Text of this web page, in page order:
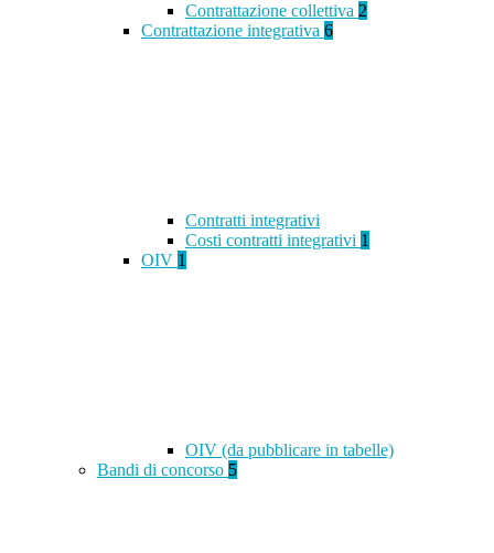
Contrattazione collettiva 2
Contrattazione integrativa 6
Contratti integrativi
Costi contratti integrativi 1
OIV 1
OIV (da pubblicare in tabelle)
Bandi di concorso 5